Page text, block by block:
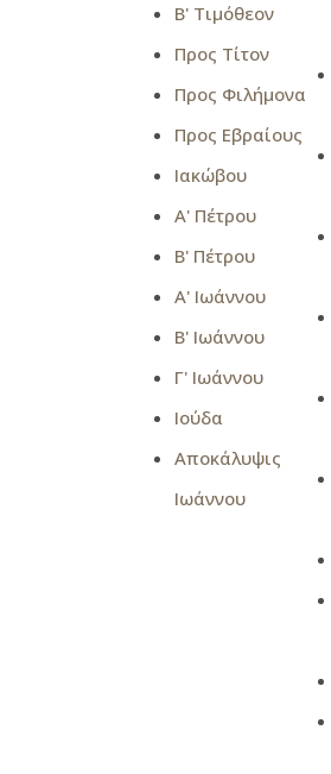
Β' Τιμόθεον
Προς Τίτον
Προς Φιλήμονα
Προς Εβραίους
Ιακώβου
Α' Πέτρου
Β' Πέτρου
Α' Ιωάννου
Β' Ιωάννου
Γ' Ιωάννου
Ιούδα
Αποκάλυψις
Ιωάννου